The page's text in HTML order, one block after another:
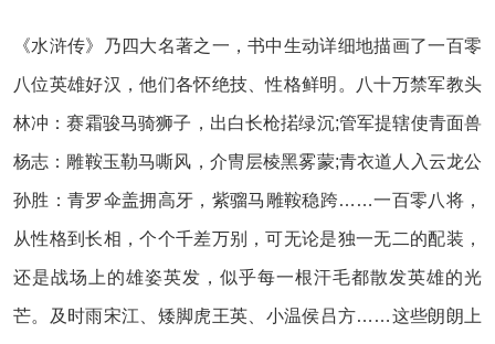
《水浒传》乃四大名著之一，书中生动详细地描画了一百零
八位英雄好汉，他们各怀绝技、性格鲜明。八十万禁军教头
林冲：赛霜骏马骑狮子，出白长枪掿绿沉;管军提辖使青面兽
杨志：雕鞍玉勒马嘶风，介冑层棱黑雾蒙;青衣道人入云龙公
孙胜：青罗伞盖拥高牙，紫骝马雕鞍稳跨……一百零八将，
从性格到长相，个个千差万别，可无论是独一无二的配装，
还是战场上的雄姿英发，似乎每一根汗毛都散发英雄的光
芒。及时雨宋江、矮脚虎王英、小温侯吕方……这些朗朗上